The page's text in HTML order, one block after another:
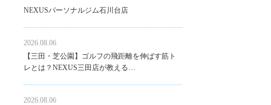
NEXUSパーソナルジム石川台店
2026.08.06
【三田・芝公園】ゴルフの飛距離を伸ばす筋ト
レとは？NEXUS三田店が教える…
2026.08.06